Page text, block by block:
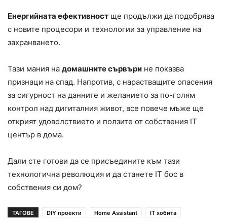
Енергийната ефективност ще продължи да подобрява
с новите процесори и технологии за управление на
захранването.
Тази мания на домашните сървъри не показва
признаци на спад. Напротив, с нарастващите опасения
за сигурност на данните и желанието за по-голям
контрол над дигиталния живот, все повече мъже ще
открият удоволствието и ползите от собствения IT
център в дома.
Дали сте готови да се присъедините към тази
технологична революция и да станете IT бос в
собствения си дом?
ТАГОВЕ DIY проекти Home Assistant
IT хобита